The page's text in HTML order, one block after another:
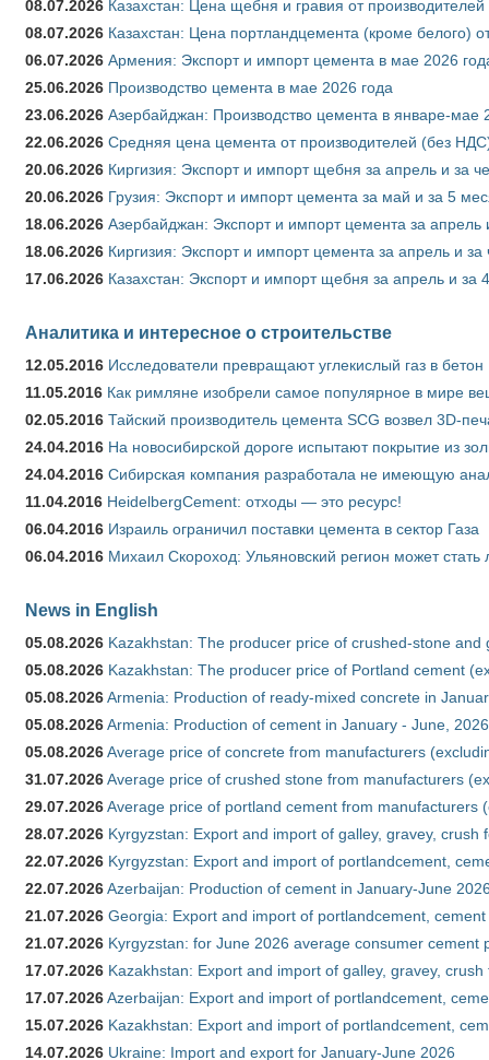
08.07.2026 Казахстан: Цена щебня и гравия от
08.07.2026 Казахстан: Цена портландцемента (кроме белого)
06.07.2026 Армения: Экспорт и импорт цемента в мае 2026
25.06.2026 Производство цемента в мае 2026 года
23.06.2026 Азербайджан: Производство цемента в январе-мае
22.06.2026 Средняя цена цемента от производителей (без
20.06.2026 Киргизия: Экспорт и импорт щебня за апрель и за
20.06.2026 Грузия: Экспорт и импорт цемента за май и за 5
18.06.2026 Азербайджан: Экспорт и импорт цемента за
18.06.2026 Киргизия: Экспорт и импорт цемента за апрель и
17.06.2026 Казахстан: Экспорт и импорт щебня за апрель и за
Аналитика и интересное о строительстве
12.05.2016 Исследователи превращают углекислый газ в бетон
11.05.2016 Как римляне изобрели самое популярное в мире
02.05.2016 Тайский производитель цемента SCG возвел 3D-
24.04.2016 На новосибирской дороге испытают покрытие из
24.04.2016 Сибирская компания разработала не имеющую
11.04.2016 HeidelbergCement: отходы — это ресурс!
06.04.2016 Израиль ограничил поставки цемента в сектор Газа
06.04.2016 Михаил Скороход: Ульяновский регион может
News in English
05.08.2026 Kazakhstan: The producer price of crushed-stone and
05.08.2026 Kazakhstan: The producer price of Portland cement
05.08.2026Armenia: Production of ready-mixed concrete in
05.08.2026Armenia: Production of cement in January - June, 2026
05.08.2026Average price of concrete from manufacturers
31.07.2026Average price of crushed stone from manufacturers
29.07.2026Average price of portland cement from manufacturers
28.07.2026 Kyrgyzstan: Export and import of galley, gravey,
22.07.2026 Kyrgyzstan: Export and import of portlandcement,
22.07.2026Azerbaijan: Production of cement in January-June
21.07.2026 Georgia: Export and import of portlandcement,
21.07.2026 Kyrgyzstan: for June 2026 average consumer cement
17.07.2026 Kazakhstan: Export and import of galley, gravey,
17.07.2026Azerbaijan: Export and import of portlandcement,
15.07.2026 Kazakhstan: Export and import of portlandcement,
14.07.2026 Ukraine: Import and export for January-June 2026